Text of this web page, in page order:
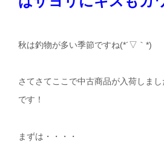
秋は釣物が多い季節ですね(*´▽｀*)
さてさてここで中古商品が入荷しま
です！
まずは・・・・